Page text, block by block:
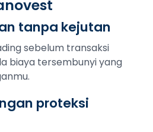
tanpa kejutan
sebelum transaksi
biaya tersembunyi yang
proteksi